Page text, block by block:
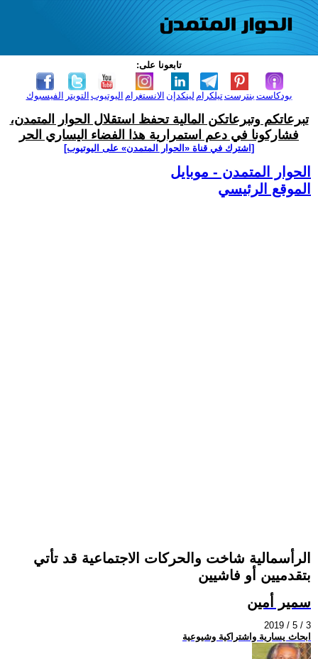
تابعونا على:
الفيسبوك التويتر اليوتيوب الانستغرام لينكدإن تيلكرامبنترست بودكاست
تبرعاتكم وتبرعاتكن المالية تحفظ استقلال الحوار المتمدن،
فشاركونا في دعم استمرارية هذا الفضاء اليساري الحر
[اشترك في قناة ‫«الحوار المتمدن» على اليوتيوب]
الحوار المتمدن - موبايل
الموقع الرئيسي
الرأسمالية شاخت والحركات الاجتماعية قد تأتي
بتقدميين أو فاشيين
سمير أمين
2019 / 5 / 3
ابحاث يسارية واشتراكية وشيوعية